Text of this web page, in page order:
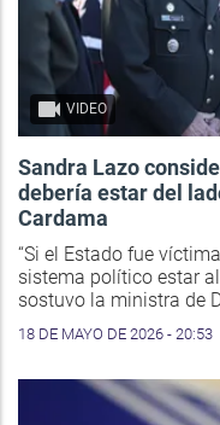
VIDEO
Sandra Lazo
debería estar del
Cardama
“Si el Estado fue
sistema político estar
sostuvo la ministra de
18 DE MAYO DE 2026 - 20:53